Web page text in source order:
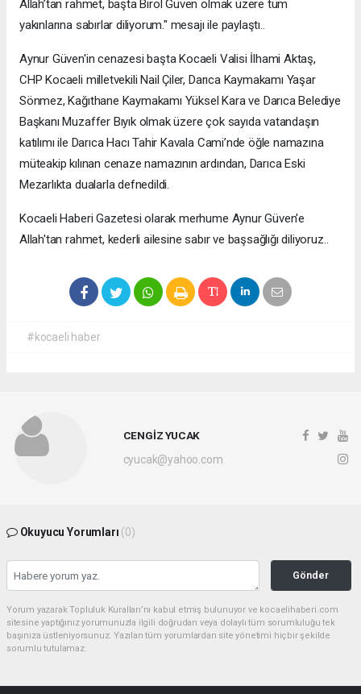
Allah’tan rahmet, başta Birol Güven olmak üzere tüm
yakınlarına sabırlar diliyorum." mesajı ile paylaştı..
Aynur Güven'in cenazesi başta Kocaeli Valisi İlhami Aktaş,
CHP Kocaeli milletvekili Nail Çiler, Darıca Kaymakamı Yaşar
Sönmez, Kağıthane Kaymakamı Yüksel Kara ve Darıca Belediye
Başkanı Muzaffer Bıyık olmak üzere çok sayıda vatandaşın
katılımı ile Darıca Hacı Tahir Kavala Cami’nde öğle namazına
müteakip kılınan cenaze namazının ardından, Darıca Eski
Mezarlıkta dualarla defnedildi.
Kocaeli Haberi Gazetesi olarak merhume Aynur Güven'e
Allah'tan rahmet, kederli ailesine sabır ve başsağlığı diliyoruz..
#kocaeli haber
CENGİZ YUCAK
cyucak@yahoo.com
Okuyucu Yorumları (0)
Gönder
Yorum yazarak Topluluk Kuralları’nı kabul etmiş bulunuyor ve kocaelihaberi.com
sitesine yaptığınız yorumunuzla ilgili doğrudan veya dolaylı tüm sorumluluğu tek
başınıza üstleniyorsunuz. Yazılan tüm yorumlardan site yönetimi hiçbir şekilde
sorumlu tutulamaz.